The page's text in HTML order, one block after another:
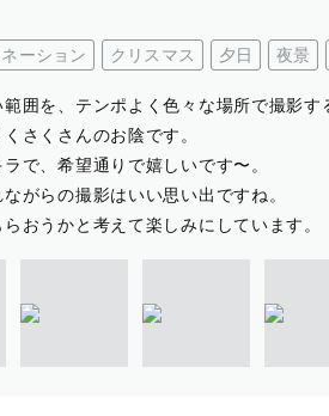
ーション クリスマス 夕日 夜景
囲を、テンポよく色々な場所で撮影す
さくさんのお陰です。
で、希望通りで嬉しいです〜。
がらの撮影はいい思い出ですね。
おうかと考えて楽しみにしています。